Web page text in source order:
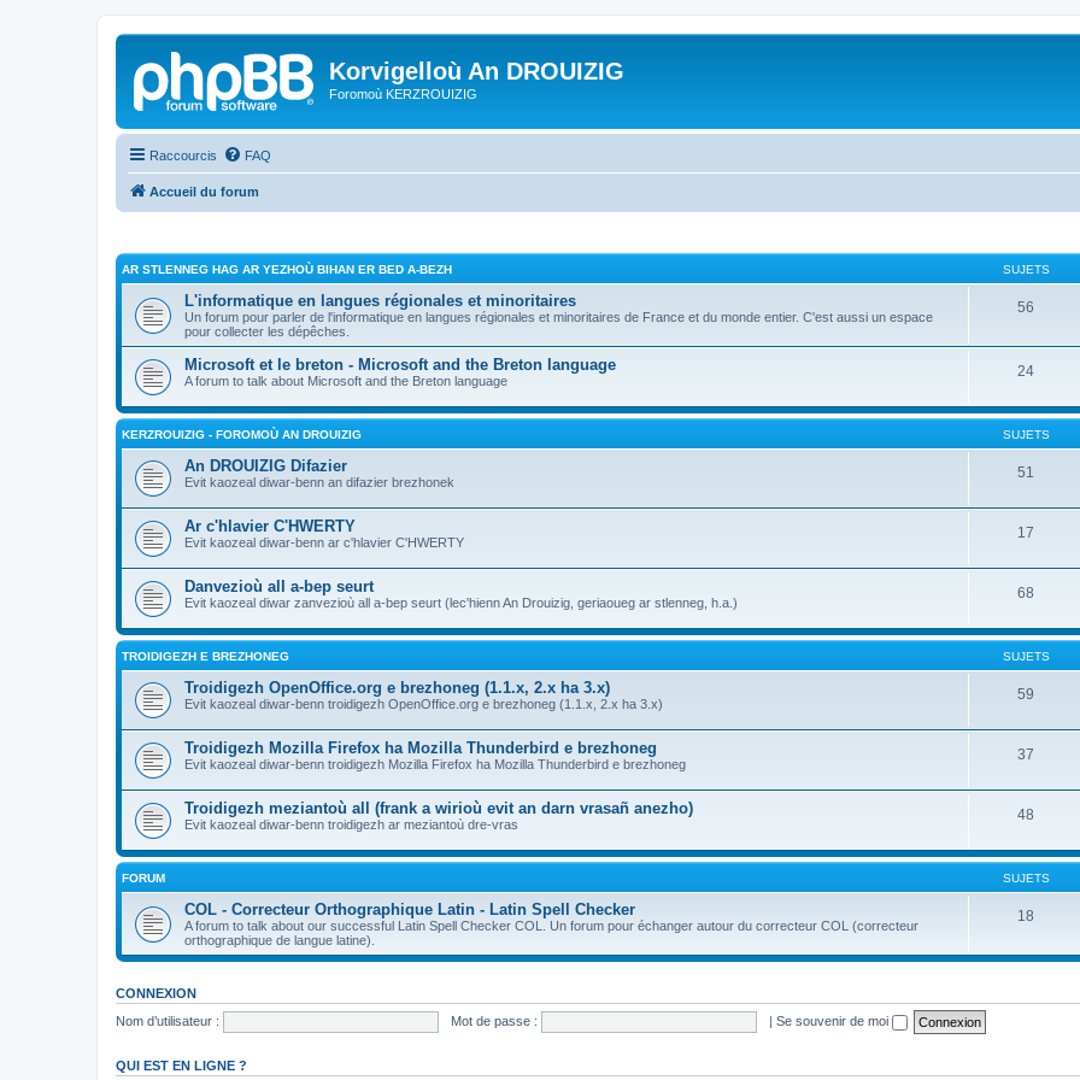
Korvigelloù An DROUIZIG
Foromoù KERZROUIZIG
Raccourcis FAQ
Accueil du forum
AR STLENNEG HAG AR YEZHOÙ BIHAN ER BED A-BEZH SUJETS
L'informatique en langues régionales et minoritaires
Un forum pour parler de l'informatique en langues régionales et minoritaires de France et du monde entier. C'est aussi un espace
pour collecter les dépêches.
56
Microsoft et le breton - Microsoft and the Breton language
A forum to talk about Microsoft and the Breton language
24
KERZROUIZIG - FOROMOÙ AN DROUIZIG SUJETS
An DROUIZIG Difazier
Evit kaozeal diwar-benn an difazier brezhonek
51
Ar c'hlavier C'HWERTY
Evit kaozeal diwar-benn ar c'hlavier C'HWERTY
17
Danvezioù all a-bep seurt
Evit kaozeal diwar zanvezioù all a-bep seurt (lec'hienn An Drouizig, geriaoueg ar stlenneg, h.a.)
68
TROIDIGEZH E BREZHONEG SUJETS
Troidigezh OpenOffice.org e brezhoneg (1.1.x, 2.x ha 3.x)
Evit kaozeal diwar-benn troidigezh OpenOffice.org e brezhoneg (1.1.x, 2.x ha 3.x)
59
Troidigezh Mozilla Firefox ha Mozilla Thunderbird e brezhoneg
Evit kaozeal diwar-benn troidigezh Mozilla Firefox ha Mozilla Thunderbird e brezhoneg
37
Troidigezh meziantoù all (frank a wirioù evit an darn vrasañ anezho)
Evit kaozeal diwar-benn troidigezh ar meziantoù dre-vras
48
FORUM SUJETS
COL - Correcteur Orthographique Latin - Latin Spell Checker
A forum to talk about our successful Latin Spell Checker COL. Un forum pour échanger autour du correcteur COL (correcteur
orthographique de langue latine).
18
CONNEXION
Nom d’utilisateur :
Mot de passe : | Se souvenir de moi
QUI EST EN LIGNE ?